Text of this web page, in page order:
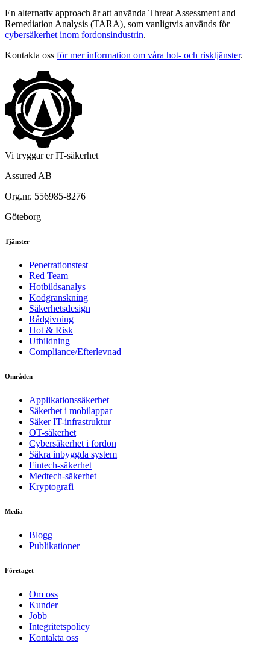
En alternativ approach är att använda Threat Assessment and
Remediation Analysis (TARA), som vanligtvis används för
cybersäkerhet inom fordonsindustrin.
Kontakta oss för mer information om våra hot- och risktjänster.
Vi tryggar er IT-säkerhet
Assured AB
Org.nr. 556985-8276
Göteborg
Tjänster
Penetrationstest
Red Team
Hotbildsanalys
Kodgranskning
Säkerhetsdesign
Rådgivning
Hot & Risk
Utbildning
Compliance/Efterlevnad
Områden
Applikationssäkerhet
Säkerhet i mobilappar
Säker IT-infrastruktur
OT-säkerhet
Cybersäkerhet i fordon
Säkra inbyggda system
Fintech-säkerhet
Medtech-säkerhet
Kryptografi
Media
Blogg
Publikationer
Företaget
Om oss
Kunder
Jobb
Integritetspolicy
Kontakta oss